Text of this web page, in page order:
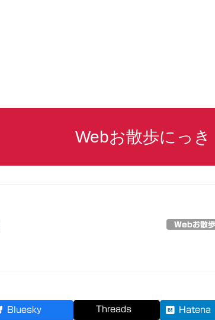
Webお散歩にっき
Webお散
Bluesky Threads Hatena